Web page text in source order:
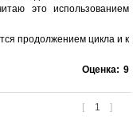
это использованием
продолжением цикла и к
Оценка: 9
[ 1 ]